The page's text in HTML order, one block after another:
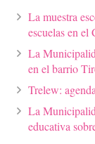
La muestra
escuelas en
La
en el barrio
Trelew:
La
educativa